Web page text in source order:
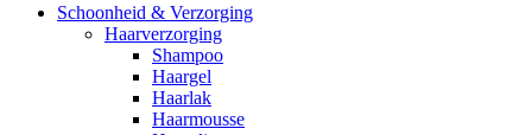
Schoonheid & Verzorging
Haarverzorging
Shampoo
Haargel
Haarlak
Haarmousse